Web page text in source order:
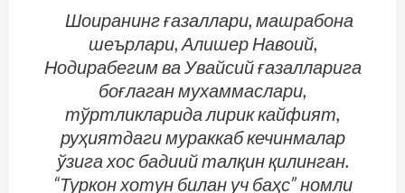
Шоиранинг ғазаллари, машрабона
шеърлари, Алишер Навоий,
Нодирабегим ва Увайсий ғазалларига
боғлаган мухаммаслари,
тўртликларида лирик кайфият,
руҳиятдаги мураккаб кечинмалар
ўзига хос бадиий талқин қилинган.
“Туркон хотун билан уч баҳс” номли